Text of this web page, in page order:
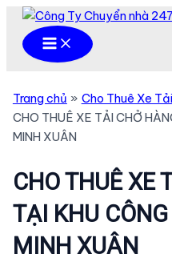
Nhảy
Main
Menu
Trang chủ
Cho Thuê Xe
CHO THUÊ XE TẢI CHỞ
MINH XUÂN
CHO THUÊ XE
TẠI KHU
MINH XUÂN